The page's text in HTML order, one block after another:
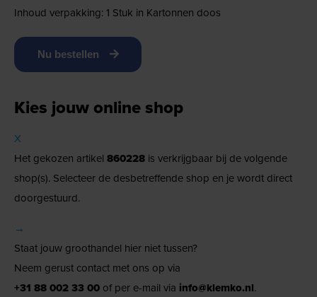
Inhoud verpakking: 1 Stuk in Kartonnen doos
Nu bestellen
Kies jouw online shop
X
Het gekozen artikel 860228 is verkrijgbaar bij de volgende
shop(s). Selecteer de desbetreffende shop en je wordt direct
doorgestuurd.
→
Staat jouw groothandel hier niet tussen?
Neem gerust contact met ons op via
+31 88 002 33 00 of per e-mail via info@klemko.nl.